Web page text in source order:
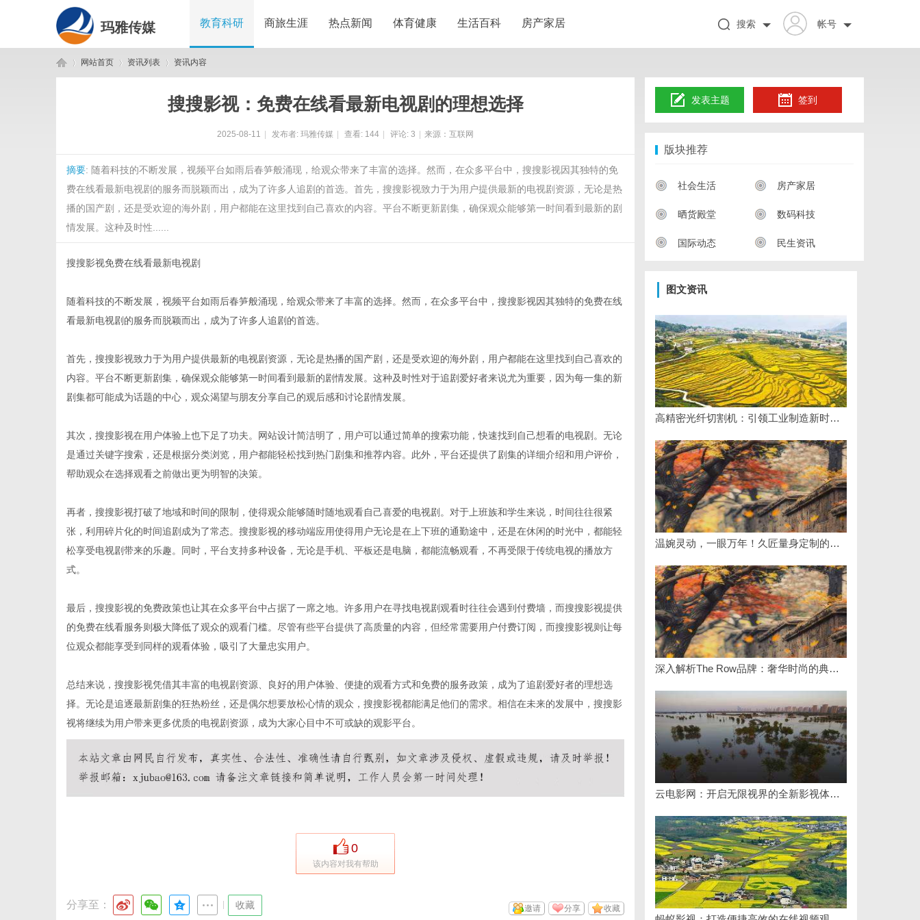
玛雅传媒 教育科研 商旅生涯 热点新闻 体育健康 生活百科 房产家居 帐号
搜索
网站首页 资讯列表 资讯内容
搜搜影视：免费在线看最新电视剧的理想选择
2025-08-11 发布者: 玛雅传媒 查看: 144 评论: 3 来源：互联网
摘要: 随着科技的不断发展，视频平台如雨后春笋般涌现，给观众带来了丰富的选择。然而，在众多平台中，搜搜影视因其独特的免
费在线看最新电视剧的服务而脱颖而出，成为了许多人追剧的首选。首先，搜搜影视致力于为用户提供最新的电视剧资源，无论是热
播的国产剧，还是受欢迎的海外剧，用户都能在这里找到自己喜欢的内容。平台不断更新剧集，确保观众能够第一时间看到最新的剧
情发展。这种及时性......
搜搜影视免费在线看最新电视剧
随着科技的不断发展，视频平台如雨后春笋般涌现，给观众带来了丰富的选择。然而，在众多平台中，搜搜影视因其独特的免费在线
看最新电视剧的服务而脱颖而出，成为了许多人追剧的首选。
首先，搜搜影视致力于为用户提供最新的电视剧资源，无论是热播的国产剧，还是受欢迎的海外剧，用户都能在这里找到自己喜欢的
内容。平台不断更新剧集，确保观众能够第一时间看到最新的剧情发展。这种及时性对于追剧爱好者来说尤为重要，因为每一集的新
剧集都可能成为话题的中心，观众渴望与朋友分享自己的观后感和讨论剧情发展。
其次，搜搜影视在用户体验上也下足了功夫。网站设计简洁明了，用户可以通过简单的搜索功能，快速找到自己想看的电视剧。无论
是通过关键字搜索，还是根据分类浏览，用户都能轻松找到热门剧集和推荐内容。此外，平台还提供了剧集的详细介绍和用户评价，
帮助观众在选择观看之前做出更为明智的决策。
再者，搜搜影视打破了地域和时间的限制，使得观众能够随时随地观看自己喜爱的电视剧。对于上班族和学生来说，时间往往很紧
张，利用碎片化的时间追剧成为了常态。搜搜影视的移动端应用使得用户无论是在上下班的通勤途中，还是在休闲的时光中，都能轻
松享受电视剧带来的乐趣。同时，平台支持多种设备，无论是手机、平板还是电脑，都能流畅观看，不再受限于传统电视的播放方
式。
最后，搜搜影视的免费政策也让其在众多平台中占据了一席之地。许多用户在寻找电视剧观看时往往会遇到付费墙，而搜搜影视提供
的免费在线看服务则极大降低了观众的观看门槛。尽管有些平台提供了高质量的内容，但经常需要用户付费订阅，而搜搜影视则让每
位观众都能享受到同样的观看体验，吸引了大量忠实用户。
总结来说，搜搜影视凭借其丰富的电视剧资源、良好的用户体验、便捷的观看方式和免费的服务政策，成为了追剧爱好者的理想选
择。无论是追逐最新剧集的狂热粉丝，还是偶尔想要放松心情的观众，搜搜影视都能满足他们的需求。相信在未来的发展中，搜搜影
视将继续为用户带来更多优质的电视剧资源，成为大家心目中不可或缺的观影平台。
0
该内容对我有帮助
分享至： 收藏 收藏
分享
邀请
发表主题 签到
版块推荐
社会生活 房产家居
晒货殿堂 数码科技
国际动态 民生资讯
图文资讯
高精密光纤切割机：引领工业制造新时代的利器
温婉灵动，一眼万年！久匠量身定制的眉眼唇，才是你整张脸的点睛之笔！淡颜系女生的气质加分项
深入解析The Row品牌：奢华时尚的典范与设计哲学
云电影网：开启无限视界的全新影视体验之旅